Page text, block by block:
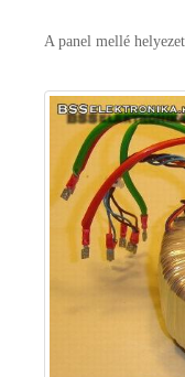
A panel mellé